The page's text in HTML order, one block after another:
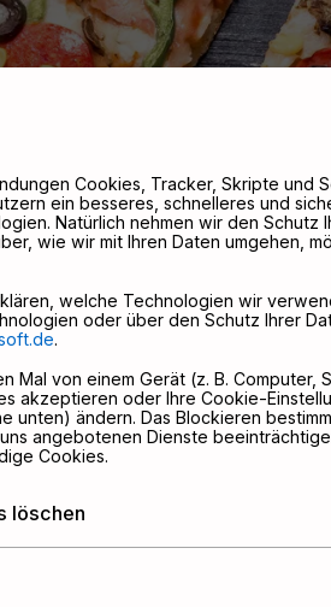
Cookies, Tracker, Skripte und
ein besseres, schnelleres und
Natürlich nehmen wir den Schutz
wie wir mit Ihren Daten umgehen,
welche Technologien wir
oder über den Schutz Ihrer
.
Mal von einem Gerät (z. B.
akzeptieren oder Ihre Cookie-
unten) ändern. Das Blockieren
angebotenen Dienste
Cookies.
löschen